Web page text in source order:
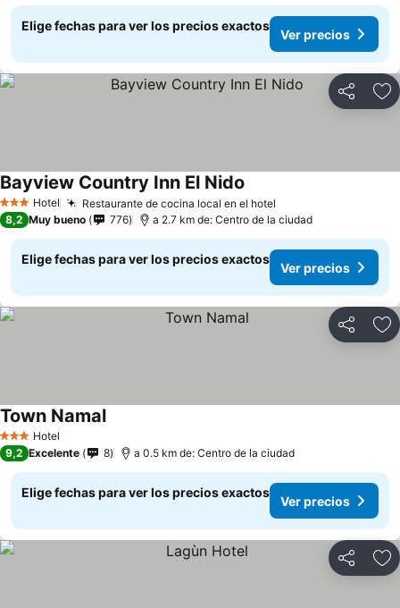
Elige fechas para ver los precios exactos
Ver precios
Compartir
3 Estrellas
Hotel Restaurante de cocina local en el hotel
Bayview Country Inn El Nido
8,2 Muy bueno 776 a 2.7 km de: Centro de la ciudad
Elige fechas para ver los precios exactos
Ver precios
Compartir
3 Estrellas
Hotel
Town Namal
9,2 Excelente 8 a 0.5 km de: Centro de la ciudad
Elige fechas para ver los precios exactos
Ver precios
Compartir